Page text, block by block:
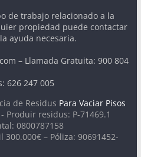
de trabajo relacionado a la
propiedad puede contactar
ayuda necesaria.
– Llamada Gratuita: 900 804
626 247 005
de Residus Para Vaciar Pisos
Produir residus: P-71469.1
0800787158
– Póliza: 90691452-